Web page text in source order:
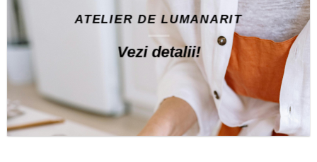
ATELIER DE LUMANARIT
Vezi detalii!